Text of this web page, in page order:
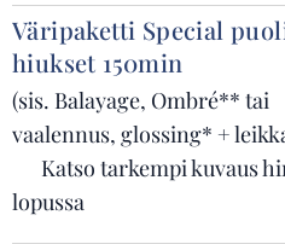
Väripaketti Special
hiukset 150min
(sis. Balayage, Ombré** tai
vaalennus, glossing* +
Katso tarkempi kuvaus
lopussa